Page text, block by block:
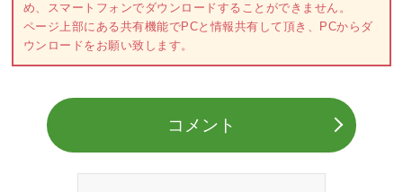
め、スマートフォンでダウンロードすることができません。
ページ上部にある共有機能でPCと情報共有して頂き、PCからダ
ウンロードをお願い致します。
コメント